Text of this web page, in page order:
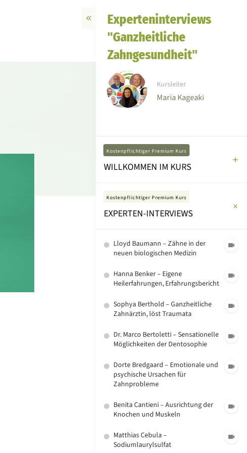
Experteninterviews
"Ganzheitliche
Zahngesundheit"
Kursleiter
Maria Kageaki
Kostenpflichtiger Premium Kurs
WILLKOMMEN IM KURS
Kostenpflichtiger Premium Kurs
EXPERTEN-INTERVIEWS
Lloyd Baumann – Zähne in der
neuen biologischen Medizin
Hanna Benker – Eigene
Heilerfahrungen, Erfahrungsbericht
Sophya Berthold – Ganzheitliche
Zahnärztin, löst Traumata
Dr. Marco Bertoletti – Sensationelle
Möglichkeiten der Dentosophie
Dorte Bredgaard – Emotionale und
psychische Ursachen für
Zahnprobleme
Benita Cantieni – Ausrichtung der
Knochen und Muskeln
Matthias Cebula –
Sodiumlaurylsulfat